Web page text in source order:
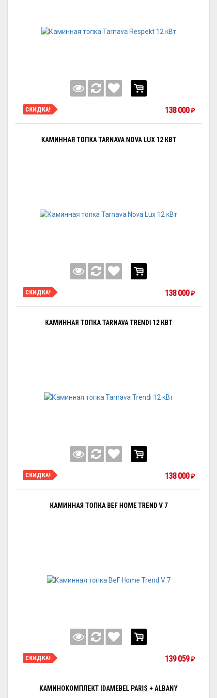
СКИДКА! 138 000₽
КАМИННАЯ ТОПКА TARNAVA NOVA LUX 12 КВТ
СКИДКА! 138 000₽
КАМИННАЯ ТОПКА TARNAVA TRENDI 12 КВТ
СКИДКА! 138 000₽
КАМИННАЯ ТОПКА BEF HOME TREND V 7
СКИДКА! 139 059₽
КАМИНОКОМПЛЕКТ IDAMEBEL PARIS + ALBANY